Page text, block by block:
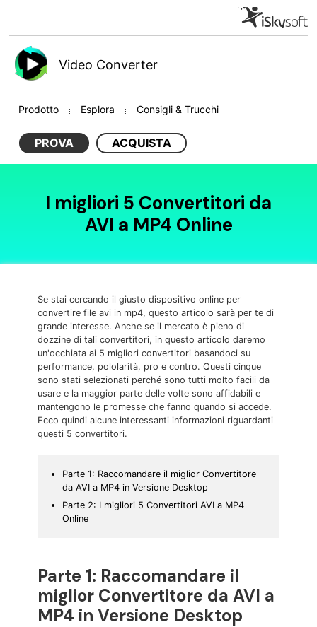
Video Converter
Prodotto Esplora Consigli & Trucchi
PROVA ACQUISTA
I migliori 5 Convertitori da
AVI a MP4 Online
Se stai cercando il giusto dispositivo online per
convertire file avi in mp4, questo articolo sarà per te di
grande interesse. Anche se il mercato è pieno di
dozzine di tali convertitori, in questo articolo daremo
un'occhiata ai 5 migliori convertitori basandoci su
performance, pololarità, pro e contro. Questi cinque
sono stati selezionati perché sono tutti molto facili da
usare e la maggior parte delle volte sono affidabili e
mantengono le promesse che fanno quando si accede.
Ecco quindi alcune interessanti informazioni riguardanti
questi 5 convertitori.
Parte 1: Raccomandare il miglior Convertitore
da AVI a MP4 in Versione Desktop
Parte 2: I migliori 5 Convertitori AVI a MP4
Online
Parte 1: Raccomandare il
miglior Convertitore da AVI a
MP4 in Versione Desktop